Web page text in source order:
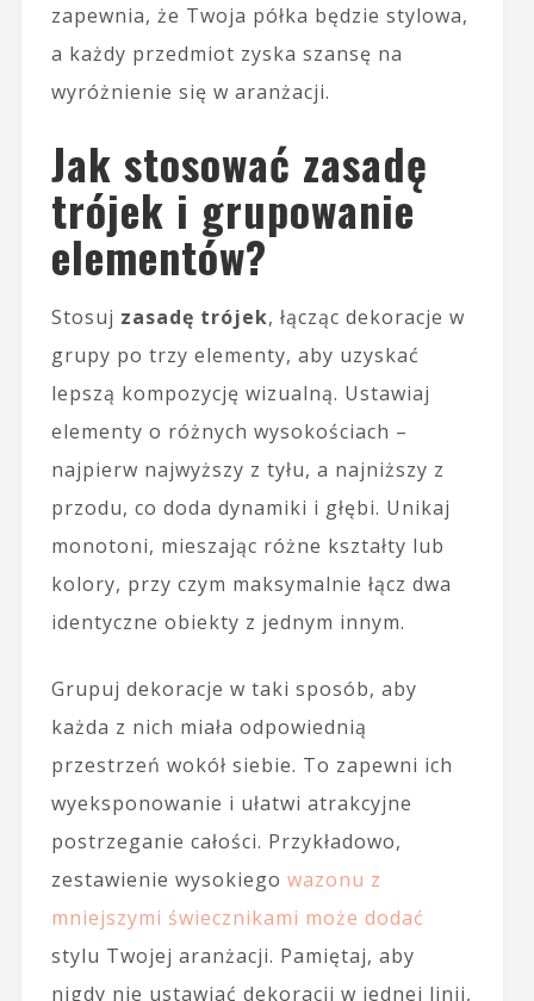
zapewnia, że Twoja półka będzie stylowa,
a każdy przedmiot zyska szansę na
wyróżnienie się w aranżacji.
Jak stosować zasadę
trójek i grupowanie
elementów?
Stosuj zasadę trójek, łącząc dekoracje w
grupy po trzy elementy, aby uzyskać
lepszą kompozycję wizualną. Ustawiaj
elementy o różnych wysokościach –
najpierw najwyższy z tyłu, a najniższy z
przodu, co doda dynamiki i głębi. Unikaj
monotoni, mieszając różne kształty lub
kolory, przy czym maksymalnie łącz dwa
identyczne obiekty z jednym innym.
Grupuj dekoracje w taki sposób, aby
każda z nich miała odpowiednią
przestrzeń wokół siebie. To zapewni ich
wyeksponowanie i ułatwi atrakcyjne
postrzeganie całości. Przykładowo,
zestawienie wysokiego wazonu z
mniejszymi świecznikami może dodać
stylu Twojej aranżacji. Pamiętaj, aby
nigdy nie ustawiać dekoracji w jednej linii,